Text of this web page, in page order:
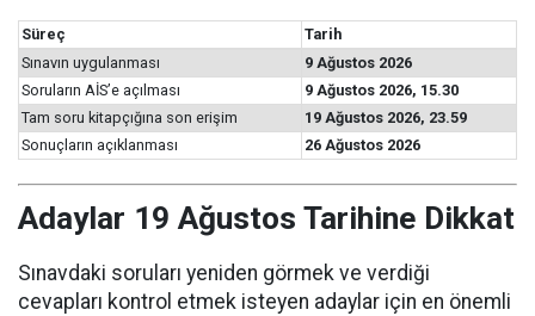
Süreç
Tarih
Sınavın uygulanması
9 Ağustos 2026
Soruların AİS’e açılması
9 Ağustos 2026, 15.30
Tam soru kitapçığına son erişim
19 Ağustos 2026, 23.59
Sonuçların açıklanması
26 Ağustos 2026
Adaylar 19 Ağustos Tarihine Dikkat
Sınavdaki soruları yeniden görmek ve verdiği
cevapları kontrol etmek isteyen adaylar için en önemli